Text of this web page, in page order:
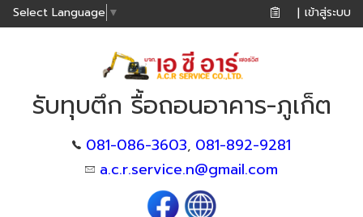
Select Language ▼ | เข้าสู่ระบบ
รับทุบตึก รื้อถอนอาคาร-ภูเก็ต
081-086-3603, 081-892-9281
a.c.r.service.n@gmail.com